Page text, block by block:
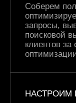
Соберем
запросы,
поисковой
клиентов за
НАСТРОИМ